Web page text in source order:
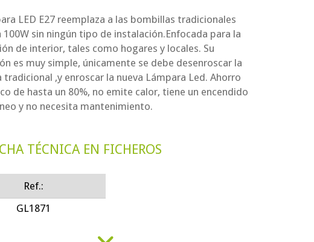
LED E27 reemplaza a las bombillas tradicionales
100W sin ningún tipo de instalación.Enfocada para la
de interior, tales como hogares y locales. Su
es muy simple, únicamente se debe desenroscar la
tradicional ,y enroscar la nueva Lámpara Led. Ahorro
de hasta un 80%, no emite calor, tiene un encendido
y no necesita mantenimiento.
TÉCNICA EN FICHEROS
Ref.:
GL1871